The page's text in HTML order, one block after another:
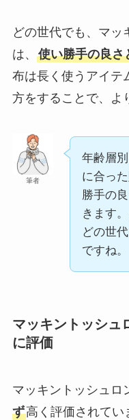
どの世代でも、マッ
は、 使い勝手の良さ
布は長く使うアイテ
方をすることで、よ
筆者
年齢層
に合っ
勝手の
きます
どの世
ですね。
マッキントッシュ
に評価
マッキントッシュロ
ず高く評価されてい